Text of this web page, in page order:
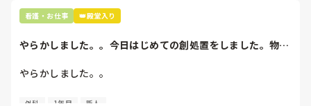
看護・お仕事 👑殿堂入り
やらかしました。。今日はじめての創処置をしました。物品
やらかしました。。
今日はじめての創処置をしました。
外科 1年目 新人